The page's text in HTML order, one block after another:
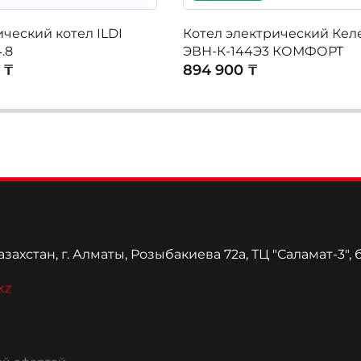
котел ILDI
₸
Котел электрический
ЭВН-К-144Э3 КОМФОРТ
894 900 ₸
г. Алматы, Розыбакиева 72а, ТЦ "Саламат-3",